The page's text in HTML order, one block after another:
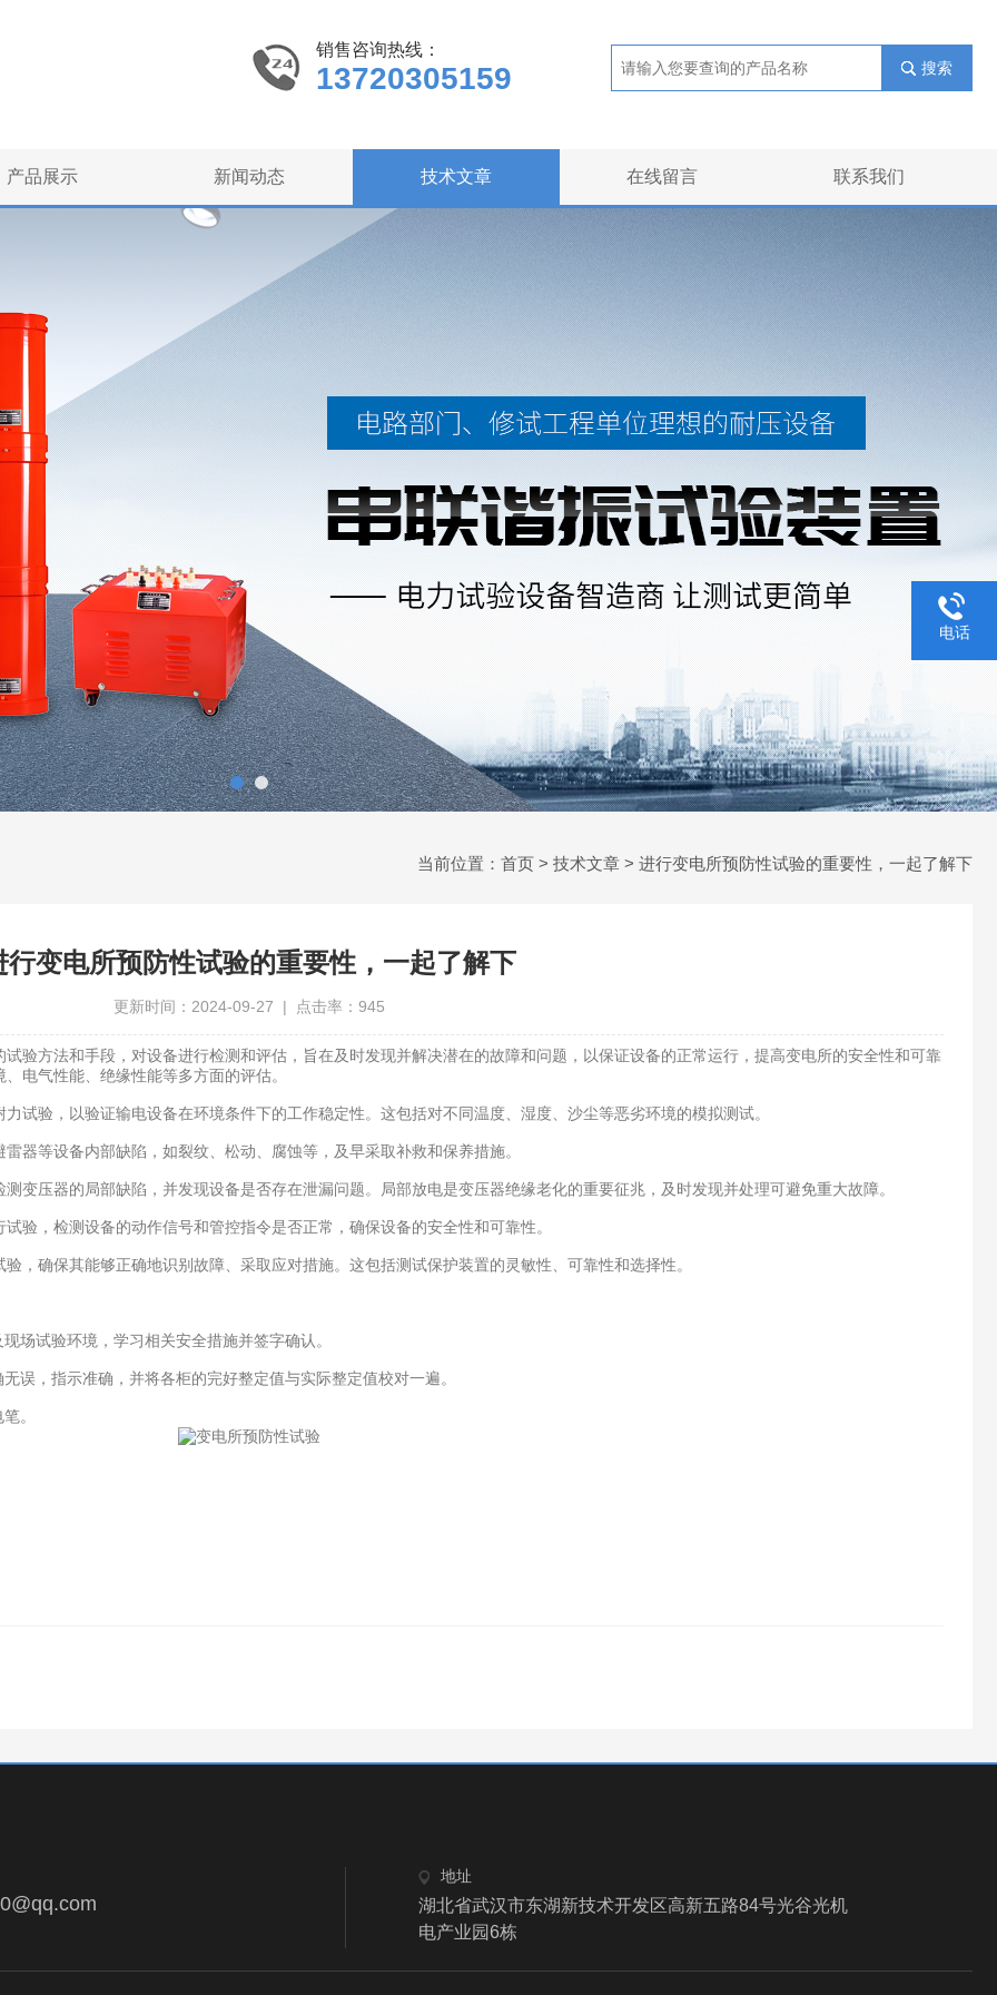
销售咨询热线：
13720305159 搜索
产品展示 新闻动态 技术文章 在线留言 联系我们
当前位置： 首页 > 技术文章 > 进行变电所预防性试验的重要性，一起了解下
行变电所预防性试验的重要性，一起了解下
更新时间：2024-09-27 | 点击率：945
方法和手段，对设备进行检测和评估，旨在及时发现并解决潜在的故障和问题，以保证设备的正常运行，提高变电所的安全性和可靠
电气性能、绝缘性能等多方面的评估。
验，以验证输电设备在环境条件下的工作稳定性。这包括对不同温度、湿度、沙尘等恶劣环境的模拟测试。
等设备内部缺陷，如裂纹、松动、腐蚀等，及早采取补救和保养措施。
压器的局部缺陷，并发现设备是否存在泄漏问题。局部放电是变压器绝缘老化的重要征兆，及时发现并处理可避免重大故障。
，检测设备的动作信号和管控指令是否正常，确保设备的安全性和可靠性。
确保其能够正确地识别故障、采取应对措施。这包括测试保护装置的灵敏性、可靠性和选择性。
试验环境，学习相关安全措施并签字确认。
，指示准确，并将各柜的完好整定值与实际整定值校对一遍。
。
地址
湖北省武汉市东湖新技术开发区高新五路84号光谷光机
电产业园6栋
电话